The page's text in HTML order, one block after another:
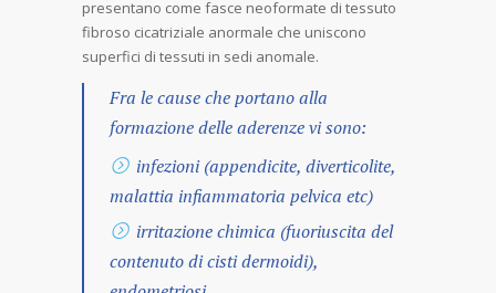
presentano come fasce neoformate di tessuto
fibroso cicatriziale anormale che uniscono
superfici di tessuti in sedi anomale.
Fra le cause che portano alla
formazione delle aderenze vi sono:
infezioni (appendicite, diverticolite,
malattia infiammatoria pelvica etc)
irritazione chimica (fuoriuscita del
contenuto di cisti dermoidi),